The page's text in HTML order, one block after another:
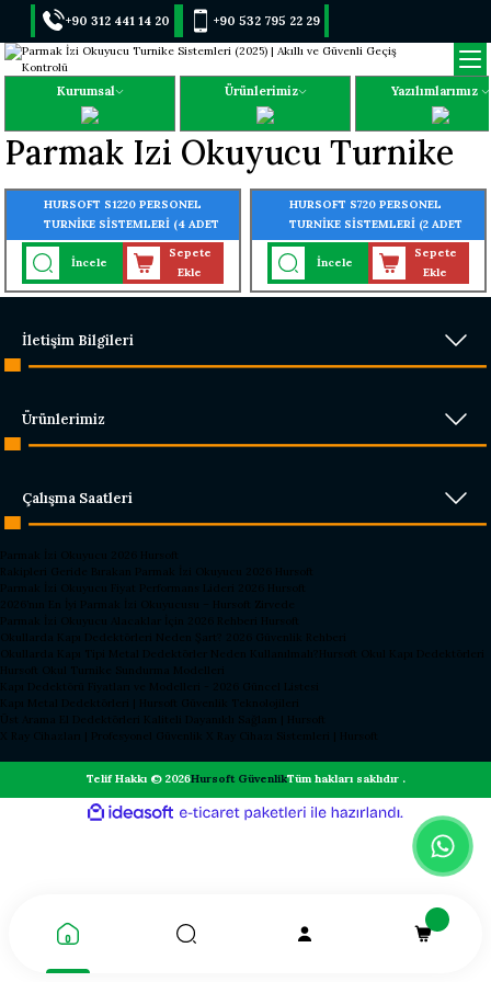
+90 312 441 14 20 +90 532 795 22 29
Kurumsal Ürünlerimiz Yazılımlarımız
Parmak Izi Okuyucu Turnike
HURSOFT S1220 PERSONEL
TURNİKE SİSTEMLERİ (4 ADET
PARMAK İZLİ KART OKUYUCU
TURNİKEYE MONTELİ)
İncele
Sepete
Ekle
HURSOFT S720 PERSONEL
TURNİKE SİSTEMLERİ (2 ADET
PARMAK İZLİ KART OKUYUCU
TURNİKEYE MONTELİ)
İncele
Sepete
Ekle
İletişim Bilgileri
Ürünlerimiz
Çalışma Saatleri
Parmak İzi Okuyucu 2026 Hursoft
Rakipleri Geride Bırakan Parmak İzi Okuyucu 2026 Hursoft
Parmak İzi Okuyucu Fiyat Performans Lideri 2026 Hursoft
2026’nın En İyi Parmak İzi Okuyucusu – Hursoft Zirvede
Parmak İzi Okuyucu Alacaklar İçin 2026 Rehberi Hursoft
Okullarda Kapı Dedektörleri Neden Şart? 2026 Güvenlik Rehberi
Okullarda Kapı Tipi Metal Dedektörler Neden Kullanılmalı?Hursoft Okul Kapı Dedektörleri
Hursoft Okul Turnike Sundurma Modelleri
Kapı Dedektörü Fiyatları ve Modelleri - 2026 Güncel Listesi
Kapı Metal Dedektörleri | Hursoft Güvenlik Teknolojileri
Üst Arama El Dedektörleri Kaliteli Dayanıklı Sağlam | Hursoft
X Ray Cihazları | Profesyonel Güvenlik X Ray Cihazı Sistemleri | Hursoft
Telif Hakkı © 2026Hursoft GüvenlikTüm hakları saklıdır .
ideasoft
e-
hazırlandı.